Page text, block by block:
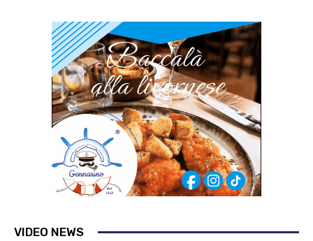
VIDEO NEWS